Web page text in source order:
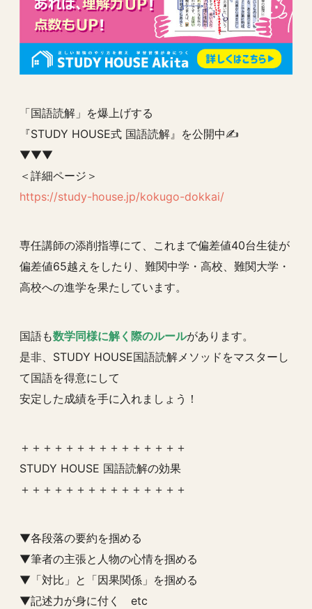
「国語読解」を爆上げする
『STUDY HOUSE式 国語読解』を公開中✍️
▼▼▼
＜詳細ページ＞
https://study-house.jp/kokugo-dokkai/
専任講師の添削指導にて、これまで偏差値40台生徒が
偏差値65越えをしたり、難関中学・高校、難関大学・
高校への進学を果たしています。
国語も数学同様に解く際のルールがあります。
是非、STUDY HOUSE国語読解メソッドをマスターし
て国語を得意にして
安定した成績を手に入れましょう！
＋＋＋＋＋＋＋＋＋＋＋＋＋＋＋
STUDY HOUSE 国語読解の効果
＋＋＋＋＋＋＋＋＋＋＋＋＋＋＋
▼各段落の要約を掴める
▼筆者の主張と人物の心情を掴める
▼「対比」と「因果関係」を掴める
▼記述力が身に付く etc